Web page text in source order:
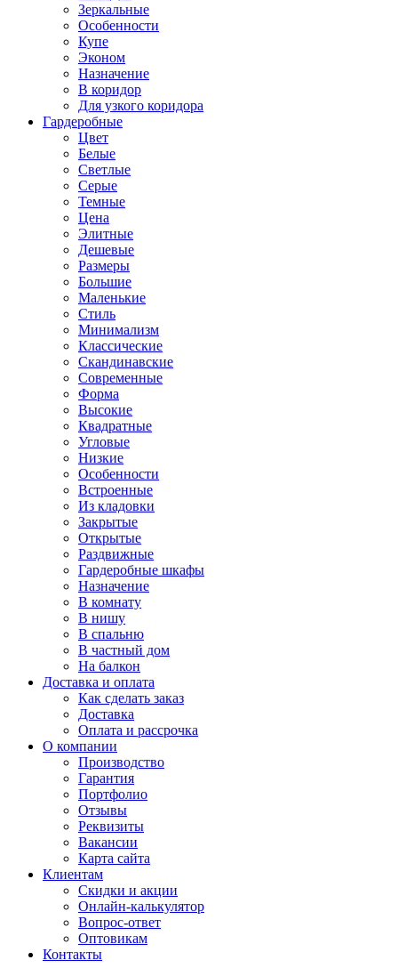
Зеркальные
Особенности
Купе
Эконом
Назначение
В коридор
Для узкого коридора
Гардеробные
Цвет
Белые
Светлые
Серые
Темные
Цена
Элитные
Дешевые
Размеры
Большие
Маленькие
Стиль
Минимализм
Классические
Скандинавские
Современные
Форма
Высокие
Квадратные
Угловые
Низкие
Особенности
Встроенные
Из кладовки
Закрытые
Открытые
Раздвижные
Гардеробные шкафы
Назначение
В комнату
В нишу
В спальню
В частный дом
На балкон
Доставка и оплата
Как сделать заказ
Доставка
Оплата и рассрочка
О компании
Производство
Гарантия
Портфолио
Отзывы
Реквизиты
Вакансии
Карта сайта
Клиентам
Скидки и акции
Онлайн-калькулятор
Вопрос-ответ
Оптовикам
Контакты